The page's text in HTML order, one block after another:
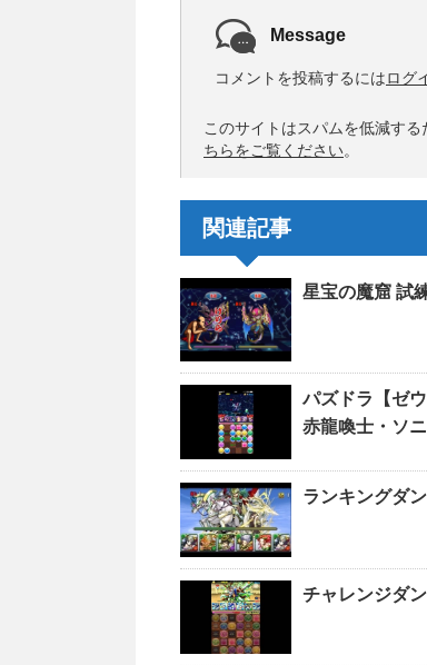
Message
コメントを投稿するにはログ
このサイトはスパムを低減する
ちらをご覧ください。
関連記事
星宝の魔窟 試
パズドラ【ゼ
赤龍喚士・ソ
ランキングダ
チャレンジダ